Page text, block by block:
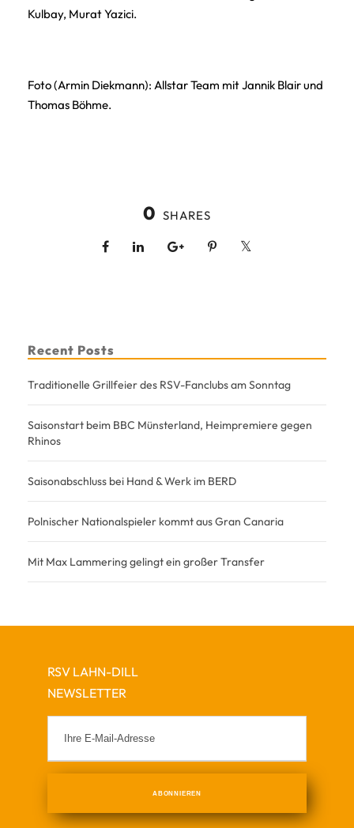
Kulbay, Murat Yazici.
Foto (Armin Diekmann): Allstar Team mit Jannik Blair und
Thomas Böhme.
0 SHARES
Recent Posts
Traditionelle Grillfeier des RSV-Fanclubs am Sonntag
Saisonstart beim BBC Münsterland, Heimpremiere gegen
Rhinos
Saisonabschluss bei Hand & Werk im BERD
Polnischer Nationalspieler kommt aus Gran Canaria
Mit Max Lammering gelingt ein großer Transfer
RSV LAHN-DILL
NEWSLETTER